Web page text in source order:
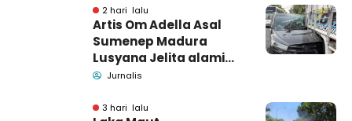
Barang Bukti
2 hari lalu
Artis Om Adella Asal
Sumenep Madura
Lusyana Jelita alami
kecelakaan di Wonogiri
Jurnalis
3 hari lalu